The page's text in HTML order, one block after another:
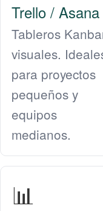
Trello / Asana
Tableros
visuales.
para proyectos
pequeños y
equipos
medianos.
📊